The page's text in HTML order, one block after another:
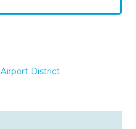
Airport District